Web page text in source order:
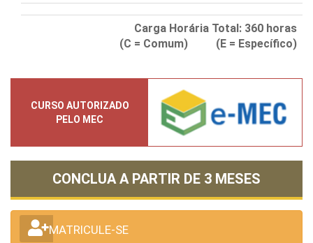
Carga Horária Total: 360 horas
(C = Comum) (E = Específico)
CURSO AUTORIZADO
PELO MEC
CONCLUA A PARTIR DE 3 MESES
MATRICULE-SE